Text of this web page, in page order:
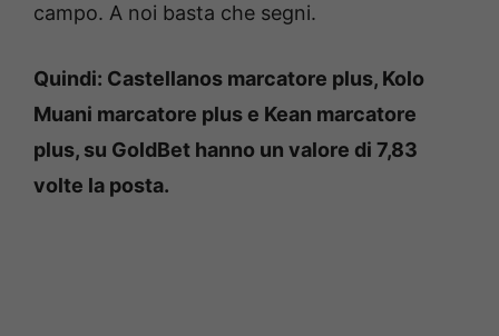
campo. A noi basta che segni.
Quindi: Castellanos marcatore plus, Kolo
Muani marcatore plus e Kean marcatore
plus, su GoldBet hanno un valore di 7,83
volte la posta.